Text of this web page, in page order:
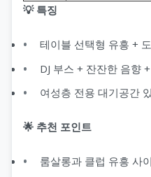
💡 특징
테이블 선택형 유흥 +
DJ 부스 + 잔잔한 음향
여성층 전용 대기공간
🌟 추천 포인트
룸살롱과 클럽 유흥 사